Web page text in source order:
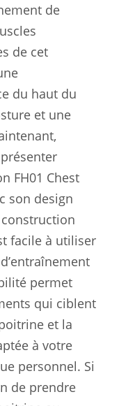
de
de cet
du haut du
et une
FH01 Chest
son design
facile à utiliser
permet
qui ciblent
et la
à votre
personnel. Si
de prendre